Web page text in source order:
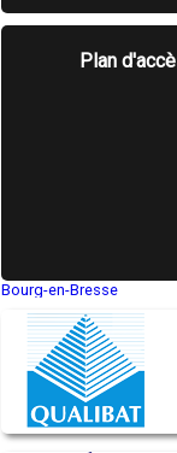
Plan
Bourg-en-Bresse
Montluçon
Manosque
Gap
Charleville-Mézières
Pamiers